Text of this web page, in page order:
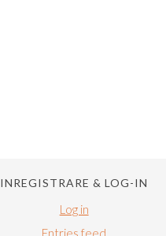
INREGISTRARE & LOG-IN
Log in
Entries feed